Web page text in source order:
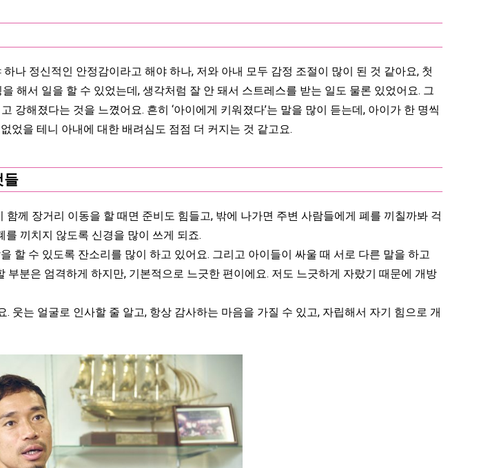
정신적인 안정감이라고 해야 하나, 저와 아내 모두 감정 조절이 많이 된 것 같아요, 첫
해서 일을 할 수 있었는데, 생각처럼 잘 안 돼서 스트레스를 받는 일도 물론 있었어요. 그
해졌다는 것을 느꼈어요. 흔히 ‘아이에게 키워졌다’는 말을 많이 듣는데, 아이가 한 명씩
었을 테니 아내에 대한 배려심도 점점 더 커지는 것 같고요.
들
께 장거리 이동을 할 때면 준비도 힘들고, 밖에 나가면 주변 사람들에게 폐를 끼칠까봐 걱
끼치지 않도록 신경을 많이 쓰게 되죠.
할 수 있도록 잔소리를 많이 하고 있어요. 그리고 아이들이 싸울 때 서로 다른 말을 하고
분은 엄격하게 하지만, 기본적으로 느긋한 편이에요. 저도 느긋하게 자랐기 때문에 개방
웃는 얼굴로 인사할 줄 알고, 항상 감사하는 마음을 가질 수 있고, 자립해서 자기 힘으로 개